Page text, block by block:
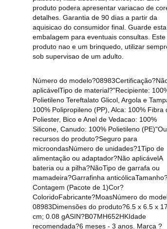
produto podera apresentar variacao de
detalhes. Garantia de 90 dias a partir da
aquisicao do consumidor final. Guarde esta
embalagem para eventuais consultas. Este
produto nao e um brinquedo, utilizar
sob supervisao de um adulto.
Número do
aplicávelTipo de material?"Recipiente:
Polietileno Tereftalato Glicol, Argola e
100% Polipropileno (PP), Alca: 100% Fibra
Poliester, Bico e Anel de Vedacao: 100%
Silicone, Canudo: 100% Polietileno
recursos do produto?Seguro para
microondasNúmero de unidades?1Tipo de
alimentação ou adaptador?Não aplicávelA
bateria ou a pilha?NãoTipo de garrafa ou
mamadeira?Garrafinha
Contagem (Pacote de 1)Cor?
ColoridoFabricante?MoasNúmero do
08983Dimensões do produto?6.5 x 6.5 x
cm; 0.08 gASIN?B07MH652HKIdade
recomendada?6 meses - 3 anos. Marca ?